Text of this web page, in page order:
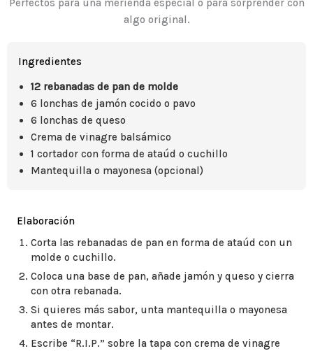
Perfectos para una merienda especial o para sorprender con
algo original.
Ingredientes
12 rebanadas de pan de molde
6 lonchas de jamón cocido o pavo
6 lonchas de queso
Crema de vinagre balsámico
1 cortador con forma de ataúd o cuchillo
Mantequilla o mayonesa (opcional)
Elaboración
Corta las rebanadas de pan en forma de ataúd con un
molde o cuchillo.
Coloca una base de pan, añade jamón y queso y cierra
con otra rebanada.
Si quieres más sabor, unta mantequilla o mayonesa
antes de montar.
Escribe “R.I.P.” sobre la tapa con crema de vinagre